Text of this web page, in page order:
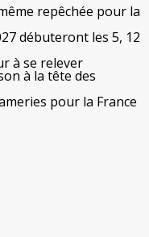
repêchée pour la
débuteront les 5, 12
à se relever
à la tête des
pour la France